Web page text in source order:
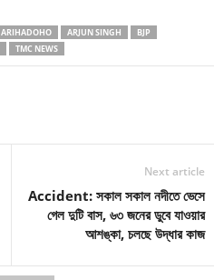
ARIHADOHO ARJUN SINGH
BJP
TMC NEWS
Next article
Accident: সকাল সকাল নদীতে ভেসে
গেল দুটি বাস, ৬৩ জনের ডুবে যাওয়ার
আশঙ্কা, চলছে উদ্ধার কাজ